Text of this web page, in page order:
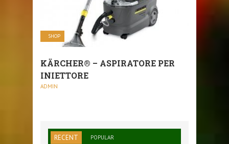
SHOP
KÄRCHER® – ASPIRATORE PER
INIETTORE
ADMIN
RECENT POPULAR